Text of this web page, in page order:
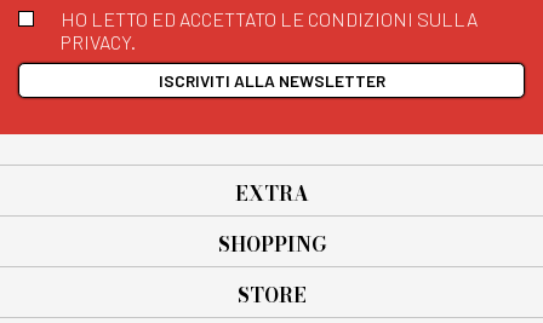
HO LETTO ED ACCETTATO LE CONDIZIONI SULLA
PRIVACY.
ISCRIVITI ALLA NEWSLETTER
EXTRA
SHOPPING
STORE